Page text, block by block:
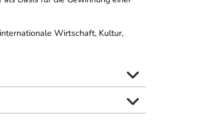
Wirtschaft, Kultur,